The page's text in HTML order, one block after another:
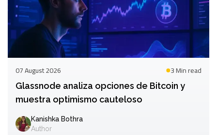
07 August 2026 3 Minread
Glassnode analiza opciones de Bitcoin y
muestra optimismo cauteloso
Kanishka Bothra
Author